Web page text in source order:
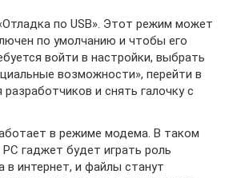
по USB». Этот режим может
по умолчанию и чтобы его
войти в настройки, выбрать
возможности», перейти в
и снять галочку с
в режиме модема. В таком
PC гаджет будет играть роль
в интернет, и файлы станут